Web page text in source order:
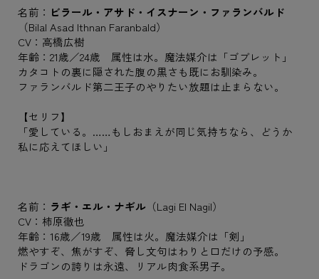
名前： ビラール・アサド・イスナーン・ファランバルド
（Bilal Asad Ithnan Faranbald）
CV：高橋広樹
年齢：21歳／24歳 属性は水。魔法媒介は「ゴブレット」
カタコトの裏に隠された腹の黒さも既にお馴染み。
ファランバルド第二王子のやりたい放題は止まらない。
【セリフ】
「愛している。……もしおまえが同じ気持ちなら、どうか
私に応えてほしい」
名前： ラギ・エル・ナギル （Lagi El Nagil）
CV：柿原徹也
年齢：16歳／19歳 属性は火。魔法媒介は「剣」
燃やすぞ、焦がすぞ、脅し文句はわりと口だけの予感。
ドラゴンの誇りは永遠、リアル肉食系男子。